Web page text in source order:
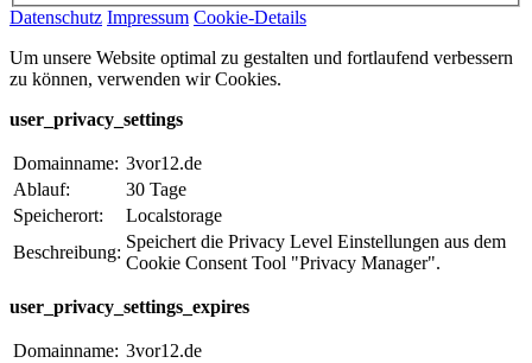
Datenschutz Impressum Cookie-Details
Um unsere Website optimal zu gestalten und fortlaufend verbessern
zu können, verwenden wir Cookies.
user_privacy_settings
Domainname: 3vor12.de
Ablauf:
30 Tage
Speicherort:
Localstorage
Beschreibung:
Speichert die Privacy Level Einstellungen aus dem
Cookie Consent Tool "Privacy Manager".
user_privacy_settings_expires
Domainname: 3vor12.de